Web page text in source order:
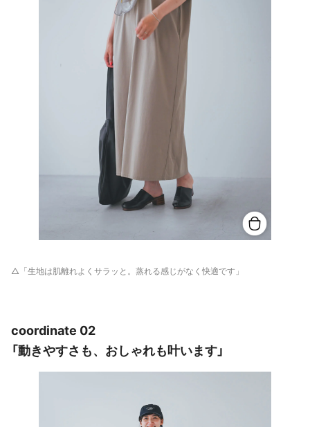
△「生地は肌離れよくサラッと。蒸れる感じがなく快適です」
coordinate 02
「動きやすさも、おしゃれも叶います」